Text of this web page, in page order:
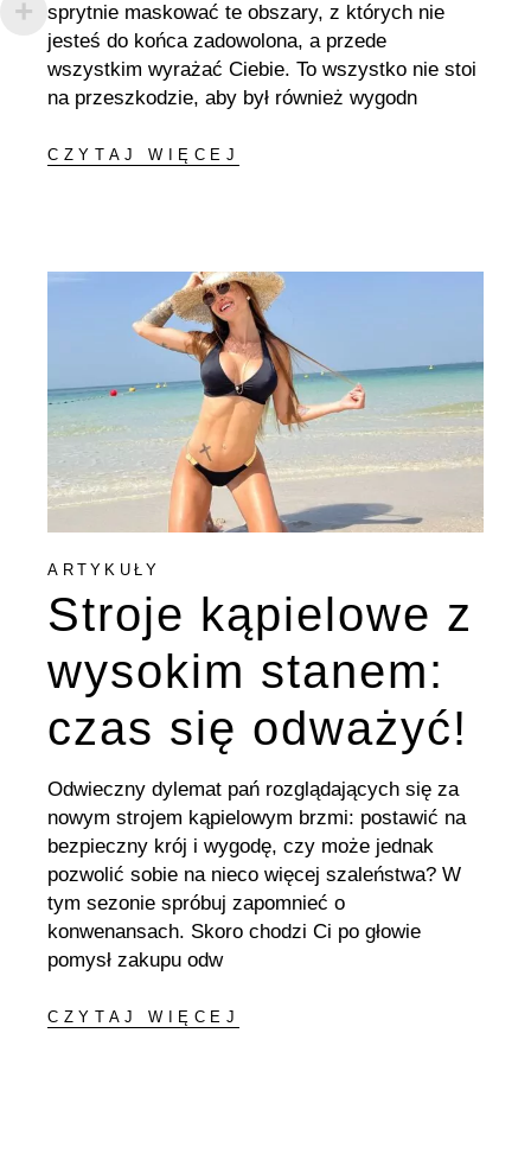
sprytnie maskować te obszary, z których nie
jesteś do końca zadowolona, a przede
wszystkim wyrażać Ciebie. To wszystko nie stoi
na przeszkodzie, aby był również wygodn
CZYTAJ WIĘCEJ
ARTYKUŁY
Stroje kąpielowe z
wysokim stanem:
czas się odważyć!
Odwieczny dylemat pań rozglądających się za
nowym strojem kąpielowym brzmi: postawić na
bezpieczny krój i wygodę, czy może jednak
pozwolić sobie na nieco więcej szaleństwa? W
tym sezonie spróbuj zapomnieć o
konwenansach. Skoro chodzi Ci po głowie
pomysł zakupu odw
CZYTAJ WIĘCEJ